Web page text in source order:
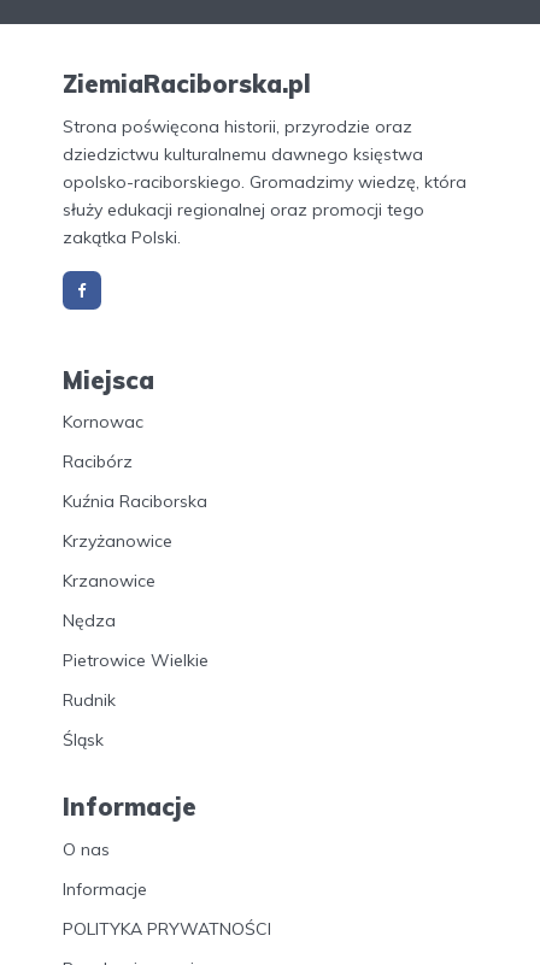
ZiemiaRaciborska.pl
Strona poświęcona historii, przyrodzie oraz
dziedzictwu kulturalnemu dawnego księstwa
opolsko-raciborskiego. Gromadzimy wiedzę, która
służy edukacji regionalnej oraz promocji tego
zakątka Polski.
Miejsca
Kornowac
Racibórz
Kuźnia Raciborska
Krzyżanowice
Krzanowice
Nędza
Pietrowice Wielkie
Rudnik
Śląsk
Informacje
O nas
Informacje
POLITYKA PRYWATNOŚCI